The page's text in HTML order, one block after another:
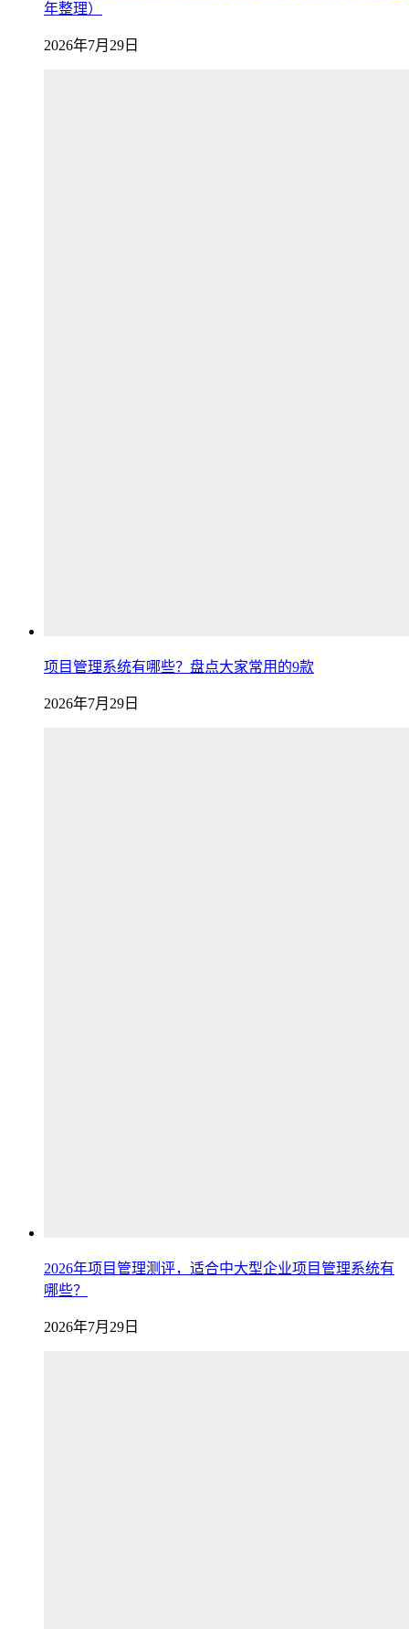
年整理）
2026年7月29日
项目管理系统有哪些？盘点大家常用的9款
2026年7月29日
2026年项目管理测评，适合中大型企业项目管理系统有
哪些？
2026年7月29日